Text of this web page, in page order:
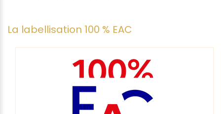
La labellisation 100 % EAC